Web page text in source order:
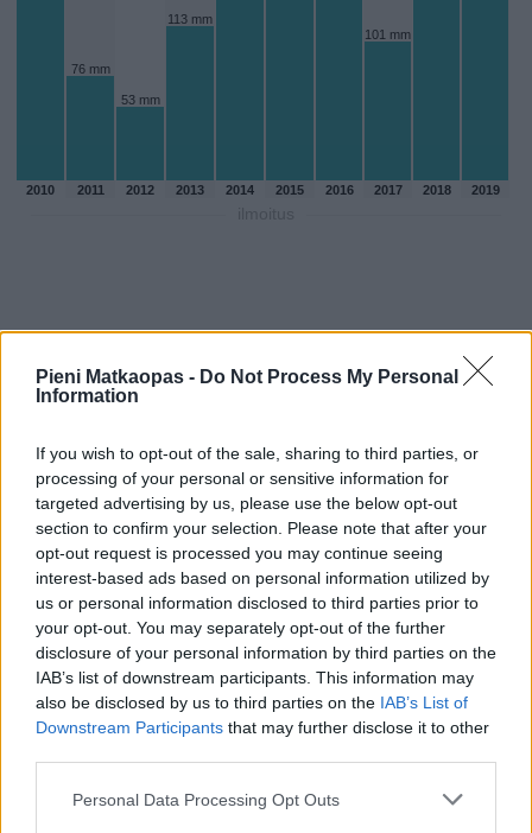
Pieni Matkaopas - Do Not Process My Personal
Information
If you wish to opt-out of the sale, sharing to third parties, or
processing of your personal or sensitive information for
targeted advertising by us, please use the below opt-out
section to confirm your selection. Please note that after your
opt-out request is processed you may continue seeing
interest-based ads based on personal information utilized by
us or personal information disclosed to third parties prior to
your opt-out. You may separately opt-out of the further
disclosure of your personal information by third parties on the
IAB’s list of downstream participants. This information may
also be disclosed by us to third parties on the IAB’s List of
Downstream Participants that may further disclose it to other
Personal Data Processing Opt Outs
76 mm
53 mm
113 mm
101 mm
2010 2011 2012 2013 2014 2015 2016 2017 2018 2019
Sadepäivien määärä kesakuussa
aikaisempina vuosina